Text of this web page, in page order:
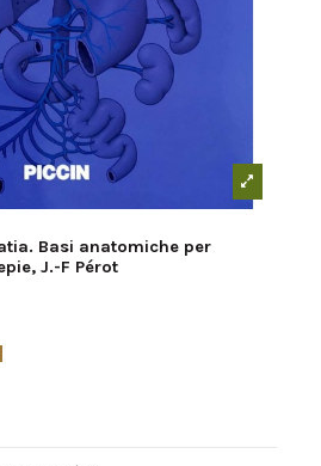
Basi anatomiche per
J.-F Pérot